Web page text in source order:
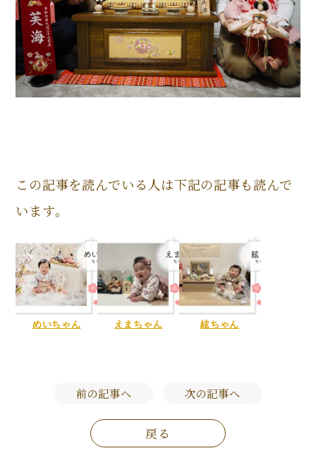
この記事を読んでいる人は下記の記事も読んで
います。
めいちゃん えまちゃん 絃ちゃん
前の記事へ 次の記事へ
戻る